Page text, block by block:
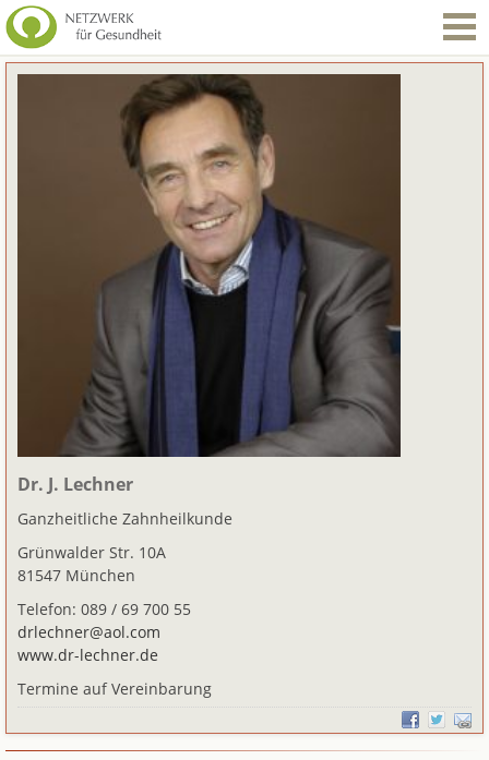
Dr. J. Lechner
Ganzheitliche Zahnheilkunde
Grünwalder Str. 10A
81547 München
Telefon: 089 / 69 700 55
drlechner@aol.com
www.dr-lechner.de
Termine auf Vereinbarung